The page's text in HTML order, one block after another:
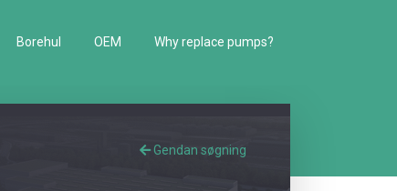
Borehul OEM Why replace pumps?
Gendan søgning